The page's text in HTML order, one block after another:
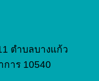
ตำบลบางแก้ว
การ 10540